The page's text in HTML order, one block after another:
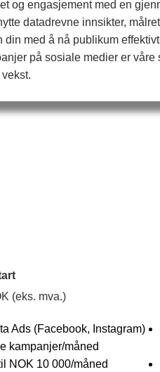
og engasjement med en
datadrevne innsikter,
med å nå publikum
på sosiale medier er våre
(eks. mva.)
Ads (Facebook, Instagram)
kampanjer/måned
NOK 10 000/måned